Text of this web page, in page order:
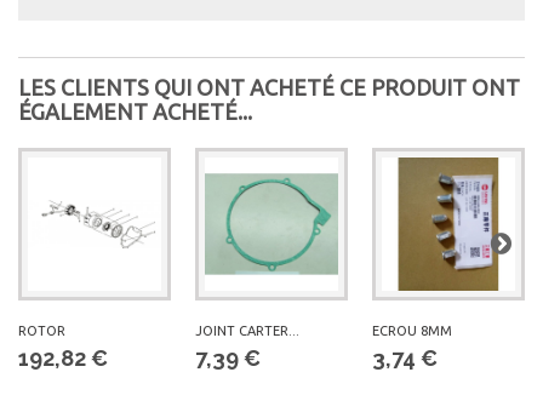
LES CLIENTS QUI ONT ACHETÉ CE PRODUIT ONT
ÉGALEMENT ACHETÉ...
ROTOR
192,82 €
JOINT CARTER...
7,39 €
ECROU 8MM
3,74 €